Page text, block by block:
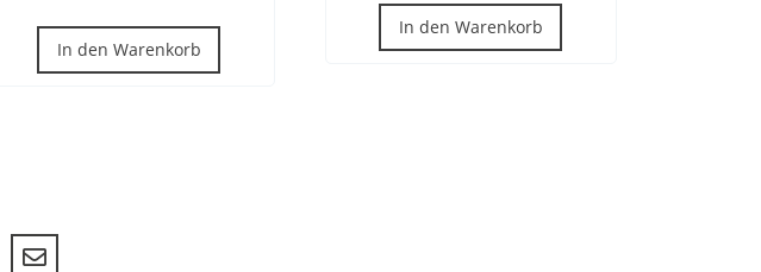
In den Warenkorb
In den Warenkorb